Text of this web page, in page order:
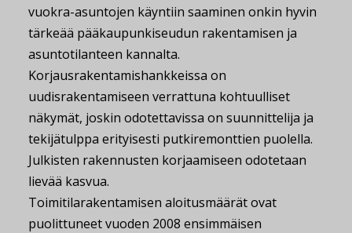
vuokra-asuntojen käyntiin saaminen onkin hyvin
tärkeää pääkaupunkiseudun rakentamisen ja
asuntotilanteen kannalta.
Korjausrakentamishankkeissa on
uudisrakentamiseen verrattuna kohtuulliset
näkymät, joskin odotettavissa on suunnittelija ja
tekijätulppa erityisesti putkiremonttien puolella.
Julkisten rakennusten korjaamiseen odotetaan
lievää kasvua.
Toimitilarakentamisen aloitusmäärät ovat
puolittuneet vuoden 2008 ensimmäisen